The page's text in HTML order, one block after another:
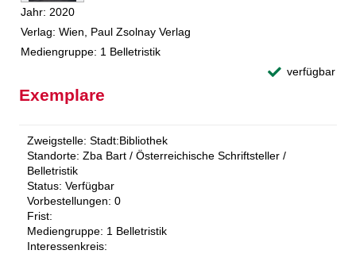
Jahr: 2020
Verlag: Wien, Paul Zsolnay Verlag
Mediengruppe: 1 Belletristik
verfügbar
Exemplare
Zweigstelle: Stadt:Bibliothek
Standorte: Zba Bart / Österreichische Schriftsteller /
Belletristik
Status: Verfügbar
Vorbestellungen: 0
Frist:
Mediengruppe: 1 Belletristik
Interessenkreis: